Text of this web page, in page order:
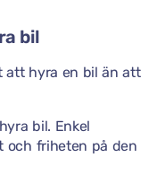
bil
att hyra en bil än att
bil. Enkel
och friheten på den